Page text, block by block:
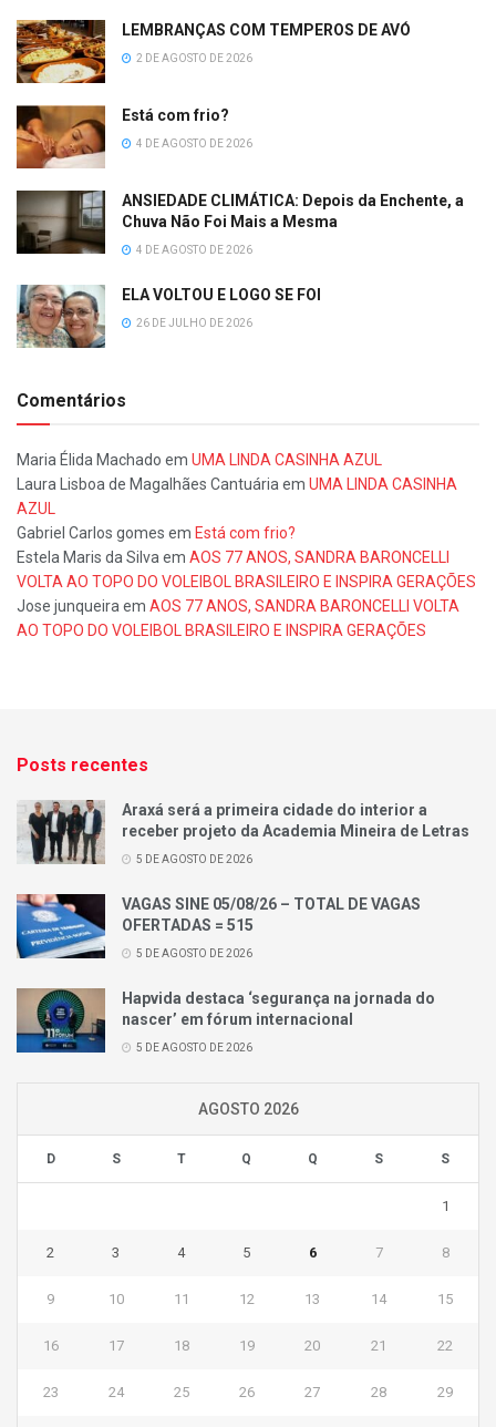
LEMBRANÇAS COM TEMPEROS DE AVÓ
2 DE AGOSTO DE 2026
Está com frio?
4 DE AGOSTO DE 2026
ANSIEDADE CLIMÁTICA: Depois da Enchente, a
Chuva Não Foi Mais a Mesma
4 DE AGOSTO DE 2026
ELA VOLTOU E LOGO SE FOI
26 DE JULHO DE 2026
Comentários
Maria Élida Machado em UMA LINDA CASINHA AZUL
Laura Lisboa de Magalhães Cantuáriaem UMA LINDA CASINHA
AZUL
Gabriel Carlos gomes em Está com frio?
Estela Maris da Silvaem AOS 77 ANOS, SANDRA BARONCELLI
VOLTA AO TOPO DO VOLEIBOL BRASILEIRO E INSPIRA GERAÇÕES
Jose junqueiraem AOS 77 ANOS, SANDRA BARONCELLI VOLTA
AO TOPO DO VOLEIBOL BRASILEIRO E INSPIRA GERAÇÕES
Posts recentes
Araxá será a primeira cidade do interior a
receber projeto da Academia Mineira de Letras
5 DE AGOSTO DE 2026
VAGAS SINE 05/08/26 – TOTAL DE VAGAS
OFERTADAS = 515
5 DE AGOSTO DE 2026
Hapvida destaca ‘segurança na jornada do
nascer’ em fórum internacional
5 DE AGOSTO DE 2026
AGOSTO 2026
D S T Q Q S S
1
2 3 4 5 6 7 8
9 10 11 12 13 14 15
16 17 18 19 20 21 22
23 24 25 26 27 28 29